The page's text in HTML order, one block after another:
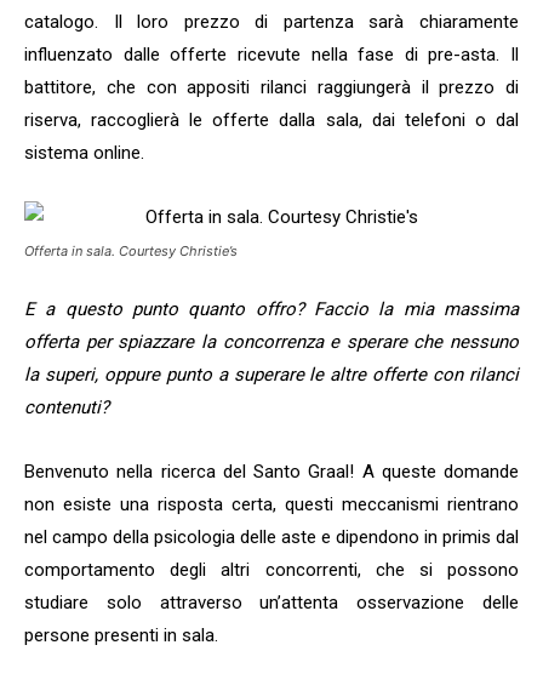
catalogo. Il loro prezzo di partenza sarà chiaramente
influenzato dalle offerte ricevute nella fase di pre-asta. Il
battitore, che con appositi rilanci raggiungerà il prezzo di
riserva, raccoglierà le offerte dalla sala, dai telefoni o dal
sistema online.
Offerta in sala. Courtesy Christie’s
E a questo punto quanto offro? Faccio la mia massima
offerta per spiazzare la concorrenza e sperare che nessuno
la superi, oppure punto a superare le altre offerte con rilanci
contenuti?
Benvenuto nella ricerca del Santo Graal! A queste domande
non esiste una risposta certa, questi meccanismi rientrano
nel campo della psicologia delle aste e dipendono in primis dal
comportamento degli altri concorrenti, che si possono
studiare solo attraverso un’attenta osservazione delle
persone presenti in sala.